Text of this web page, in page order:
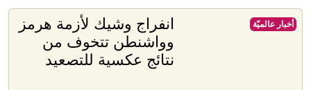
انفراج وشيك لأزمة هرمز
وواشنطن تتخوف من
نتائج عكسية للتصعيد
أخبار عالميّة